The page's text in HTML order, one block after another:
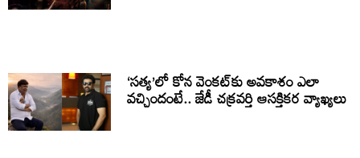
‘సత్య’లో కోన వెంకట్‌కు అవకాశం ఎలా
వచ్చిందంటే.. జేడీ చక్రవర్తి ఆసక్తికర వ్యాఖ్యలు